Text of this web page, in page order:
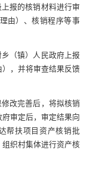
上报的核销材料进行审
由）、核销程序等事
乡（镇）人民政府上报
，并将审查结果反馈
修改完善后，将拟核销
审定后，审定结果向
帮扶项目资产核销批
织村集体进行资产核